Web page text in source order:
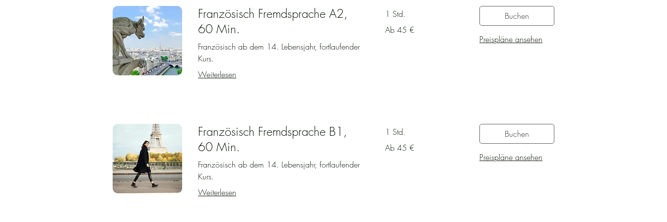
Französisch Fremdsprache A2,
60 Min.
Französisch ab dem 14. Lebensjahr, fortlaufender
Kurs.
Weiterlesen
1 Std.
45
Ab 45 €
Buchen
Preispläne ansehen
Französisch Fremdsprache B1,
60 Min.
Französisch ab dem 14. Lebensjahr, fortlaufender
Kurs.
Weiterlesen
1 Std.
45
Ab 45 €
Buchen
Preispläne ansehen